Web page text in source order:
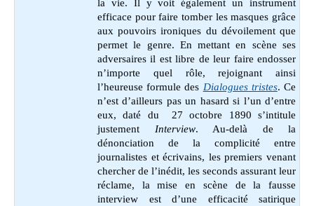
la vie. Il y voit également un instrument
efficace pour faire tomber les masques grâce
aux pouvoirs ironiques du dévoilement que
permet le genre. En mettant en scène ses
adversaires il est libre de leur faire endosser
n’importe quel rôle, rejoignant ainsi
l’heureuse formule des Dialogues tristes. Ce
n’est d’ailleurs pas un hasard si l’un d’entre
eux, daté du 27 octobre 1890 s’intitule
justement Interview. Au-delà de la
dénonciation de la complicité entre
journalistes et écrivains, les premiers venant
chercher de l’inédit, les seconds assurant leur
réclame, la mise en scène de la fausse
interview est d’une efficacité satirique